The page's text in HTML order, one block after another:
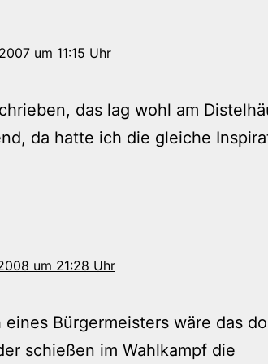
um 11:15 Uhr
das lag wohl am
da hatte ich die gleiche
um 21:28 Uhr
eines Bürgermeisters wäre das
schießen im Wahlkampf die